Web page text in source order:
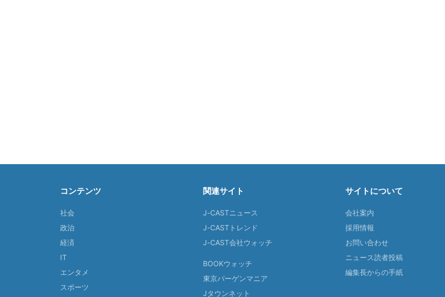
コンテンツ
社会
政治
経済
IT
エンタメ
スポーツ
関連サイト
J-CASTニュース
J-CASTトレンド
J-CAST会社ウォッチ
BOOKウォッチ
東京バーゲンマニア
Jタウンネット
サイトについて
会社案内
採用情報
お問い合わせ
ニュース読者投稿
編集長からの手紙